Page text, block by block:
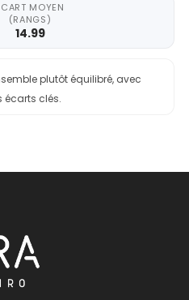
MOYEN
(RANGS)
14.99
plutôt équilibré, avec
écarts clés.